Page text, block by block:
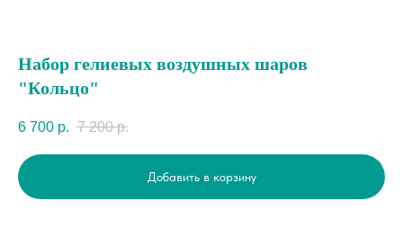
Набор гелиевых воздушных шаров
"Кольцо"
6 700 р. 7 200 р.
Добавить в корзину